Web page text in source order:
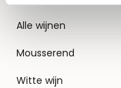
Alle wijnen
Mousserend
Witte wijn